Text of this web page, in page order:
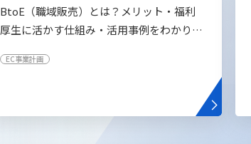
BtoE（職域販売）とは？メリット・福利
厚生に活かす仕組み・活用事例をわかりや
EC事業計画